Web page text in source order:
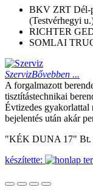
BKV ZRT Dél-
(Testvérhegyi
RICHTER
SOMLAI
SzervizBővebben ...
A forgalmazott
tisztítástechnikai
Évtizedes gyakorlattal
bejelentés után akár
"KÉK DUNA 17" Bt.
készítette: